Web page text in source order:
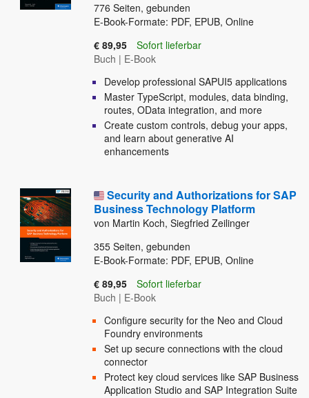
776 Seiten, gebunden
E-Book-Formate: PDF, EPUB, Online
€ 89,95
Sofort lieferbar
Buch | E-Book
Develop professional SAPUI5 applications
Master TypeScript, modules, data binding,
routes, OData integration, and more
Create custom controls, debug your apps,
and learn about generative AI
enhancements
Security and Authorizations for SAP
Business Technology Platform
von Martin Koch, Siegfried Zeilinger
355 Seiten, gebunden
E-Book-Formate: PDF, EPUB, Online
€ 89,95
Sofort lieferbar
Buch | E-Book
Configure security for the Neo and Cloud
Foundry environments
Set up secure connections with the cloud
connector
Protect key cloud services like SAP Business
Application Studio and SAP Integration Suite